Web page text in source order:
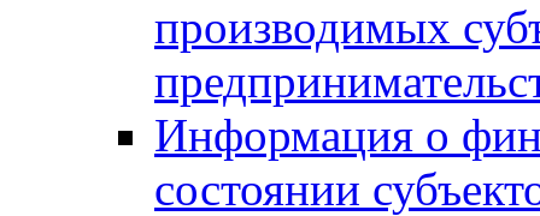
производимых
Информация о
состоянии